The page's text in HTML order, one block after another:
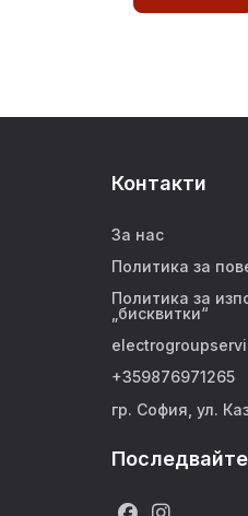
Контакти
За нас
Политика за
Политика за
„бисквитки“
+359876971265
гр. София, ул.